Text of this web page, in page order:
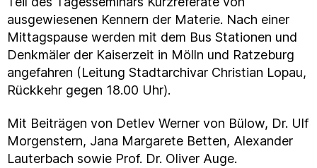
ausgewiesenen Kennern der Materie. Nach einer
Mittagspause werden mit dem Bus Stationen und
Denkmäler der Kaiserzeit in Mölln und Ratzeburg
angefahren (Leitung Stadtarchivar Christian Lopau,
Rückkehr gegen 18.00 Uhr).
Mit Beiträgen von Detlev Werner von Bülow, Dr. Ulf
Morgenstern, Jana Margarete Betten, Alexander
Lauterbach sowie Prof. Dr. Oliver Auge.